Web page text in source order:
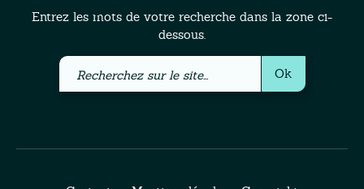
Entrez les mots de votre recherche dans la zone ci-
dessous.
Recherchez
Ok